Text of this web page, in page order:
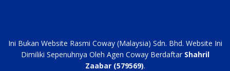
Ini Bukan Website Rasmi Coway (Malaysia) Sdn. Bhd. Website Ini
Dimiliki Sepenuhnya Oleh Agen Coway Berdaftar Shahril
Zaabar (579569).